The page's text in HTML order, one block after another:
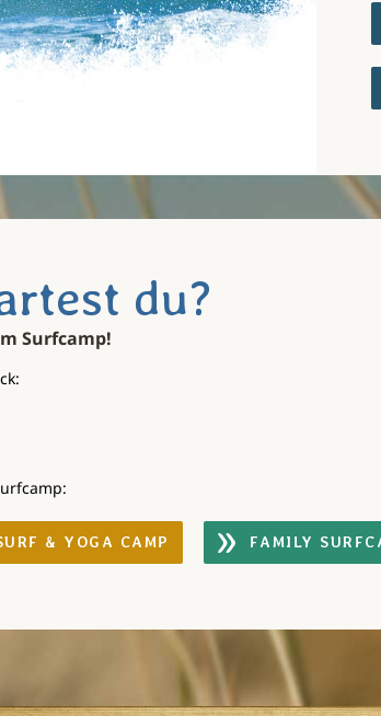
du?
Surfcamp!
& YOGA CAMP FAMILY